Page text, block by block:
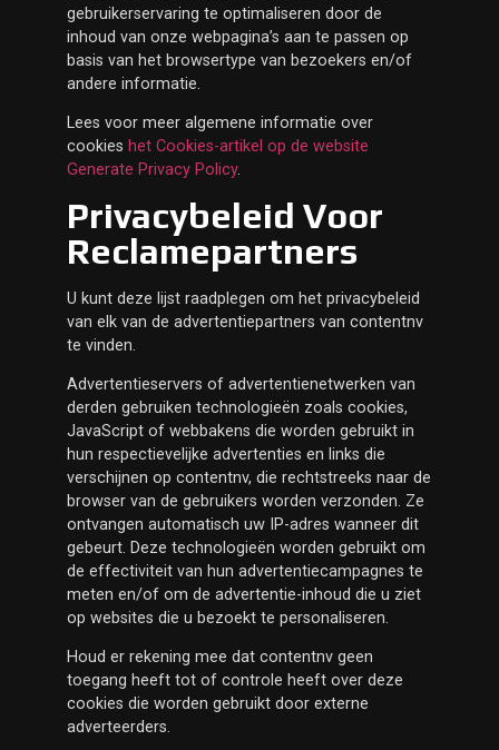
gebruikerservaring te optimaliseren door de
inhoud van onze webpagina’s aan te passen op
basis van het browsertype van bezoekers en/of
andere informatie.
Lees voor meer algemene informatie over
cookies het Cookies-artikel op de website
Generate Privacy Policy.
Privacybeleid Voor
Reclamepartners
U kunt deze lijst raadplegen om het privacybeleid
van elk van de advertentiepartners van contentnv
te vinden.
Advertentieservers of advertentienetwerken van
derden gebruiken technologieën zoals cookies,
JavaScript of webbakens die worden gebruikt in
hun respectievelijke advertenties en links die
verschijnen op contentnv, die rechtstreeks naar de
browser van de gebruikers worden verzonden. Ze
ontvangen automatisch uw IP-adres wanneer dit
gebeurt. Deze technologieën worden gebruikt om
de effectiviteit van hun advertentiecampagnes te
meten en/of om de advertentie-inhoud die u ziet
op websites die u bezoekt te personaliseren.
Houd er rekening mee dat contentnv geen
toegang heeft tot of controle heeft over deze
cookies die worden gebruikt door externe
adverteerders.